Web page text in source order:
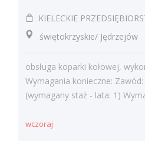
KIELECKIE PRZEDSIĘBIORSTWO BUDOWY DRÓG I MOSTÓW
świętokrzyskie/ Jędrzejów
obsługa koparki kołowej,
Wymagania konieczne:
(wymagany staż - lata: 1)
wczoraj